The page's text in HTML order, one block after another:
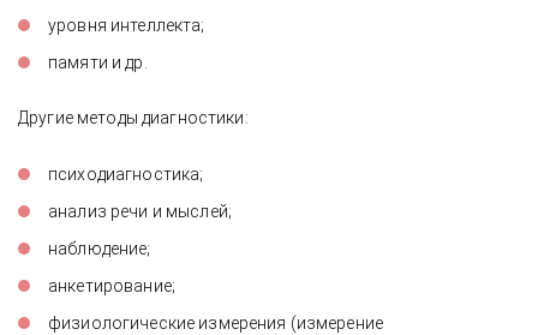
уровня интеллекта;
памяти и др.
Другие методы диагностики:
психодиагностика;
анализ речи и мыслей;
наблюдение;
анкетирование;
физиологические измерения (измерение